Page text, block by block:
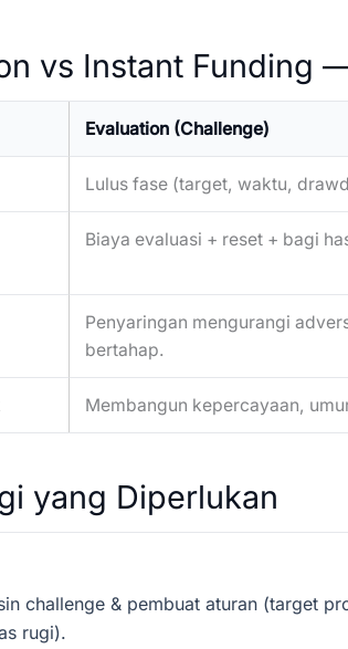
vs Instant Funding
Evaluation (Challenge)
Lulus fase (target, waktu,
Biaya evaluasi + reset + bagi
Penyaringan mengurangi
bertahap.
Membangun kepercayaan,
yang Diperlukan
challenge & pembuat aturan (target
rugi).